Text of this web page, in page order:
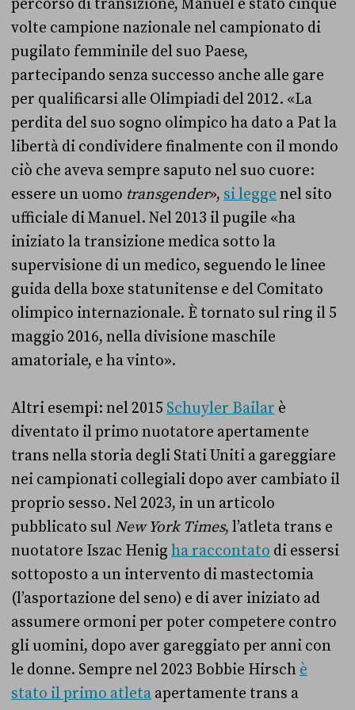
percorso di transizione, Manuel è stato cinque
volte campione nazionale nel campionato di
pugilato femminile del suo Paese,
partecipando senza successo anche alle gare
per qualificarsi alle Olimpiadi del 2012. «La
perdita del suo sogno olimpico ha dato a Pat la
libertà di condividere finalmente con il mondo
ciò che aveva sempre saputo nel suo cuore:
essere un uomo transgender», si legge nel sito
ufficiale di Manuel. Nel 2013 il pugile «ha
iniziato la transizione medica sotto la
supervisione di un medico, seguendo le linee
guida della boxe statunitense e del Comitato
olimpico internazionale. È tornato sul ring il 5
maggio 2016, nella divisione maschile
amatoriale, e ha vinto».
Altri esempi: nel 2015 Schuyler Bailar è
diventato il primo nuotatore apertamente
trans nella storia degli Stati Uniti a gareggiare
nei campionati collegiali dopo aver cambiato il
proprio sesso. Nel 2023, in un articolo
pubblicato sul New York Times, l’atleta trans e
nuotatore Iszac Henig ha raccontato di essersi
sottoposto a un intervento di mastectomia
(l’asportazione del seno) e di aver iniziato ad
assumere ormoni per poter competere contro
gli uomini, dopo aver gareggiato per anni con
le donne. Sempre nel 2023 Bobbie Hirsch è
stato il primo atleta apertamente trans a